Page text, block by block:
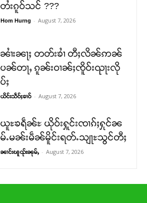
တႆးၵူဝ်သင် ???
Hom Hurng - August 7, 2026
ၼၢႆးၼႃႈ တတ်းၶၢႆ တီႈလိၼ်ဢၼ်
ပၼ်တႃႇ ၵူၼ်းဝၢၼ်ႈၸိူဝ်းၺႃးလို
ပ်ႈ
ယိင်းသဵဝ်ႈၶၢဝ် - August 7, 2026
ယူႊၶရဵၼ်ႊ ယိုဝ်းႁူင်းၸၢၵ်ႈႁုင်ၼ
မ်ႉမၼ်းမဵၼ်မိူင်းရတ်ႉသျႃႊသွင်တီႈ
ၼၢင်းၽူၺ်းၼုမ်ႇ - August 7, 2026